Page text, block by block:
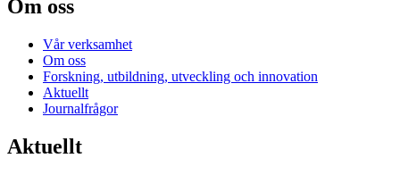
Om oss
Vår verksamhet
Om oss
Forskning, utbildning, utveckling och innovation
Aktuellt
Journalfrågor
Aktuellt